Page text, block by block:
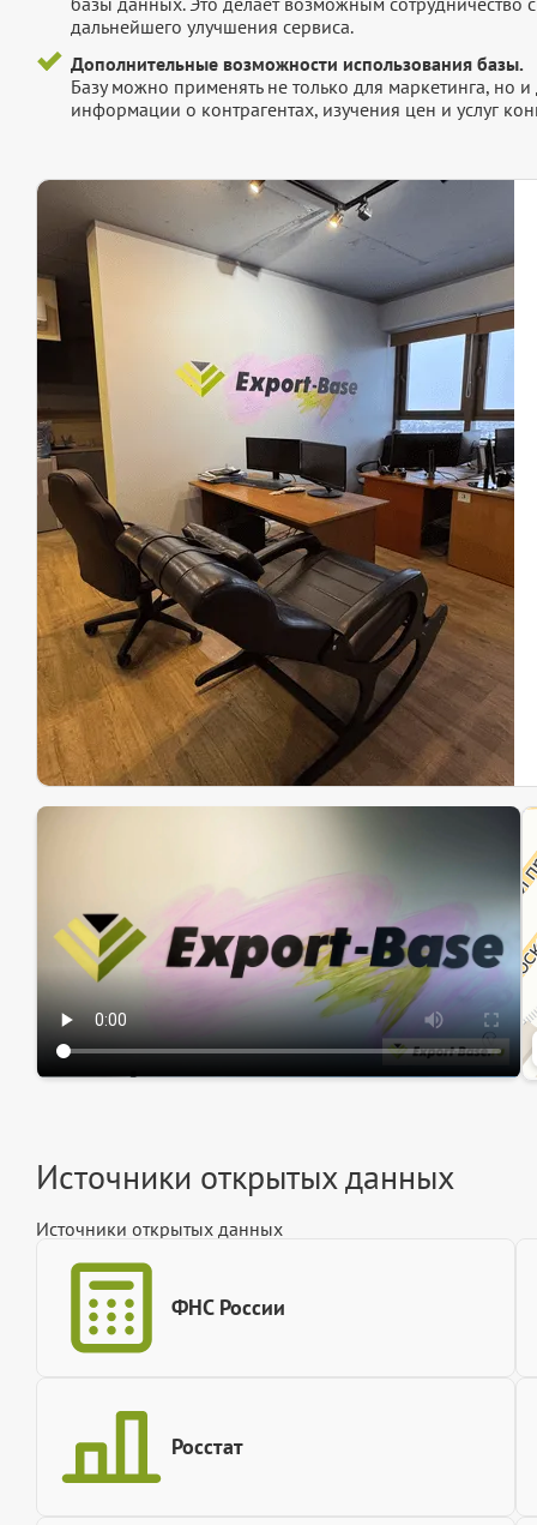
дальнейшего улучшения сервиса.
Дополнительные возможности использования базы.
Базу можно применять не только для маркетинга, но
информации о контрагентах, изучения цен и услуг
Источники открытых данных
Источники открытых данных
ФНС России
Росстат